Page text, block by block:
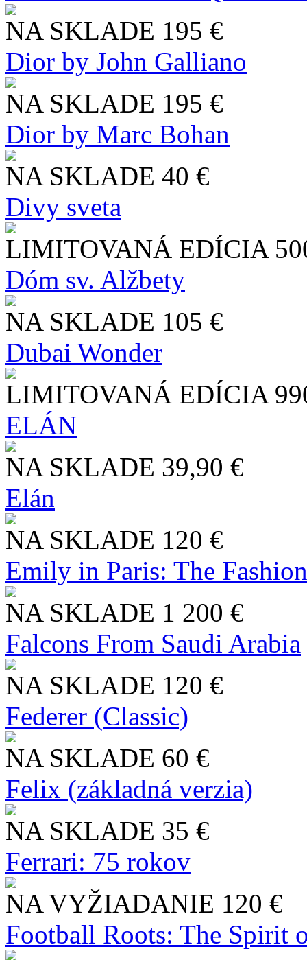
NA SKLADE 195 €
Dior by John Galliano
NA SKLADE 195 €
Dior by Marc Bohan
NA SKLADE 40 €
Divy sveta
LIMITOVANÁ EDÍCIA
Dóm sv. Alžbety
NA SKLADE 105 €
Dubai Wonder
LIMITOVANÁ EDÍCIA
ELÁN
NA SKLADE 39,90 €
Elán
NA SKLADE 120 €
Emily in Paris: The
NA SKLADE 1 200 €
Falcons From Saudi Arabia
NA SKLADE 120 €
Federer (Classic)
NA SKLADE 60 €
Felix (základná verzia)
NA SKLADE 35 €
Ferrari: 75 rokov
NA VYŽIADANIE 120 €
Football Roots: The Spirit